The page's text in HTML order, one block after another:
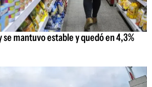
mantuvo estable y quedó en 4,3%